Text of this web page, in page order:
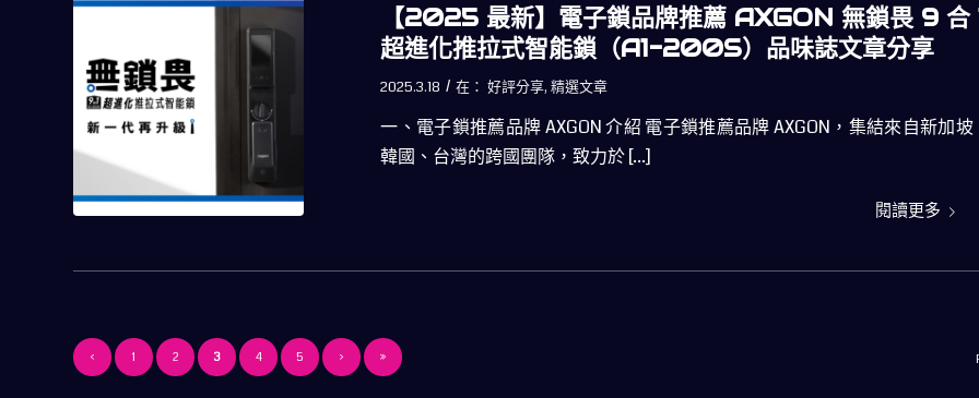
【2025 最新】電子鎖品牌推薦 AXGON 無鎖畏 9 合
超進化推拉式智能鎖（A1-200S）品味誌文章分享
2025.3.18 / 在：好評分享,精選文章
一、電子鎖推薦品牌 AXGON 介紹 電子鎖推薦品牌 AXGON，集結來自新加坡
韓國、台灣的跨國團隊，致力於 […]
閱讀更多
‹ 1 2 3 4 5 › »